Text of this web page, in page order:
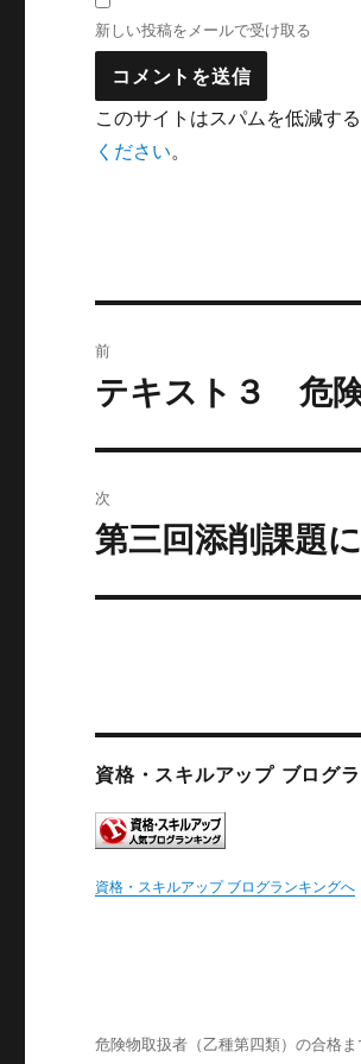
新しい投稿をメールで受け取る
このサイトはスパムを低減す
ください。
稿
ゲ
ン
前
前
投
稿:
テキスト３ 危
次
次
投
第三回添削課題
資格・スキルアップ ブログ
資格・スキルアップ ブログランキングへ
危険物取扱者（乙種第四類）の合格ま